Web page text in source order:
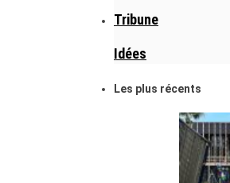
Tribune
Idées
Les plus récents